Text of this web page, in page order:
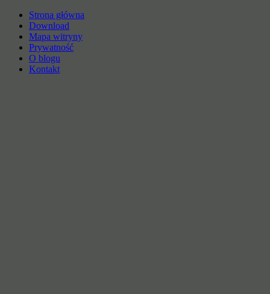
Strona główna
Download
Mapa witryny
Prywatność
O blogu
Kontakt